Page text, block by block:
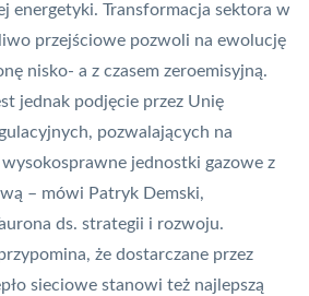
energetyki. Transformacja sektora w
przejściowe pozwoli na ewolucję
nisko- a z czasem zeroemisyjną.
jednak podjęcie przez Unię
pozwalających na
jednostki gazowe z
– mówi Patryk Demski,
ds. strategii i rozwoju.
że dostarczane przez
sieciowe stanowi też najlepszą